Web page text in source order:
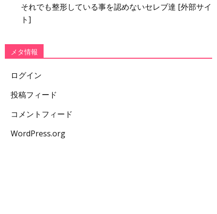
それでも整形している事を認めないセレブ達 [外部サイ
ト]
メタ情報
ログイン
投稿フィード
コメントフィード
WordPress.org